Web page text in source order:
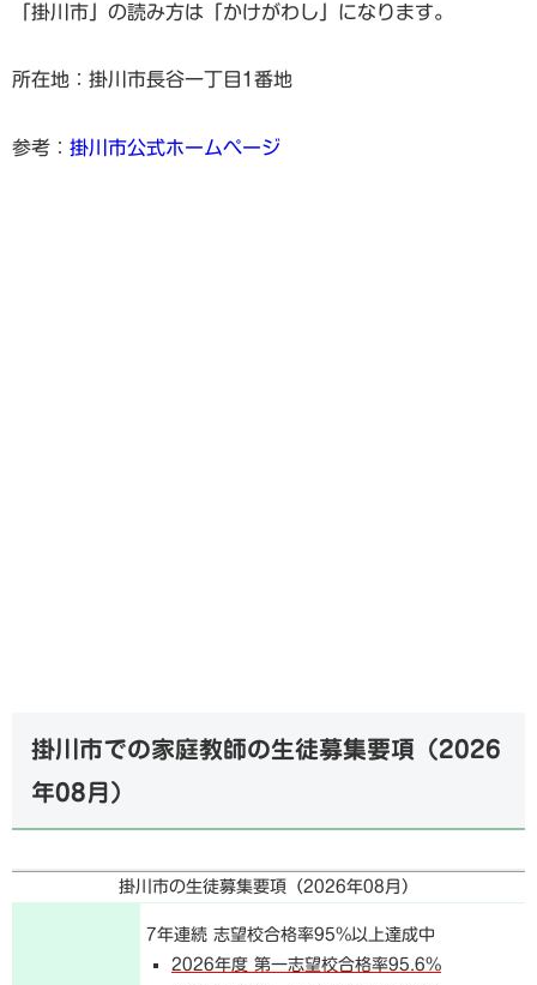
「掛川市」の読み方は「かけがわし」になります。
所在地：掛川市長谷一丁目1番地
参考： 掛川市公式ホームページ
掛川市での家庭教師の生徒募集要項（2026
年08月）
掛川市の生徒募集要項（2026年08月 ）
7年連続 志望校合格率95%以上達成中
2026年度 第一志望校合格率95.6%